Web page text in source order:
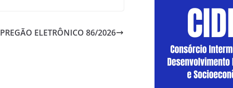
PREGÃO ELETRÔNICO 86/2026